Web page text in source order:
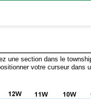
une section dans le
votre curseur dans